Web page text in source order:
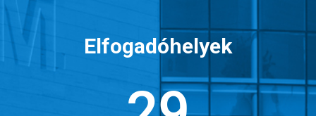
Elfogadóhelyek